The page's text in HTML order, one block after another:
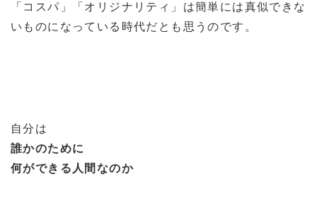
「コスパ」「オリジナリティ」は簡単には真似できな
いものになっている時代だとも思うのです。
自分は
誰かのために
何ができる人間なのか